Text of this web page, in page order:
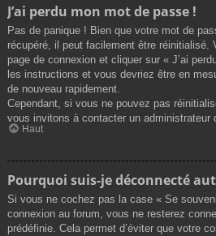
J’ai perdu mon mot de passe !
Pas de panique ! Bien que votre mot de
récupéré, il peut facilement être réinitialisé.
page de connexion et cliquer sur « J’ai
les instructions et vous devriez être en
de nouveau rapidement.
Cependant, si vous ne pouvez pas
vous invitons à contacter un administrateur
Haut
Pourquoi suis-je déconnecté
Si vous ne cochez pas la case « Se
connexion au forum, vous ne resterez
prédéfinie. Cela permet d’éviter que votre